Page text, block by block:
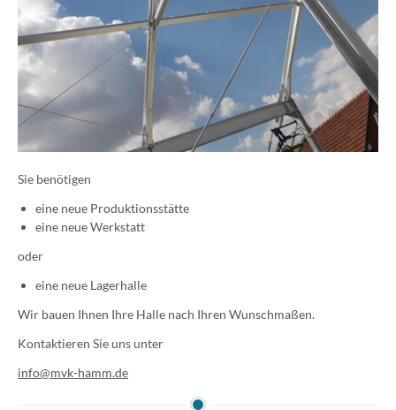
Sie benötigen
eine neue Produktionsstätte
eine neue Werkstatt
oder
eine neue Lagerhalle
Wir bauen Ihnen Ihre Halle nach Ihren Wunschmaßen.
Kontaktieren Sie uns unter
info@mvk-hamm.de